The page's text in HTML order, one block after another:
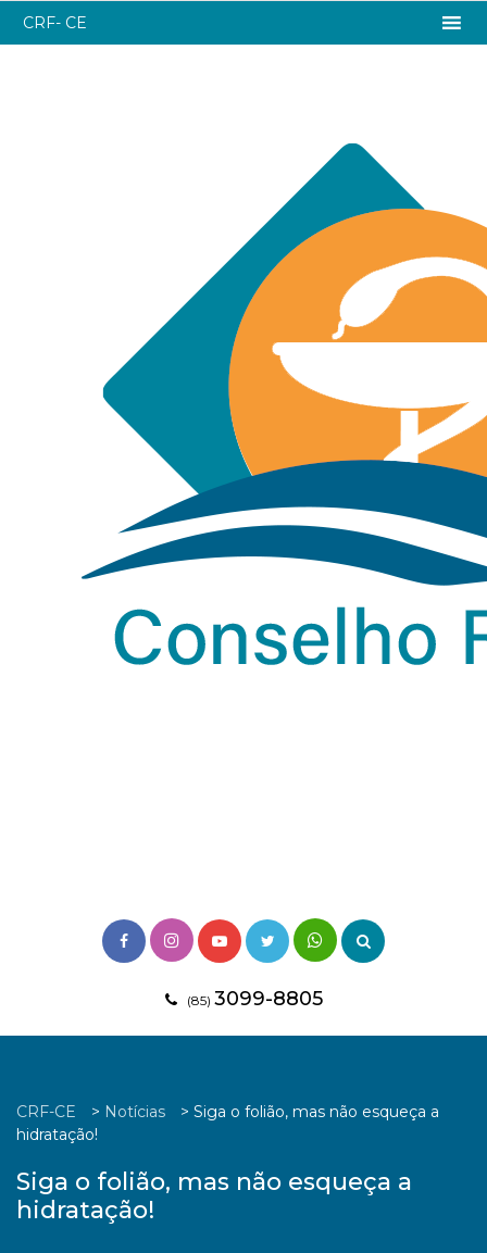
(85) 3099-8805
CRF- CE
CRF-CE > Notícias > Siga o folião, mas não esqueça a
hidratação!
Siga o folião, mas não esqueça a
hidratação!